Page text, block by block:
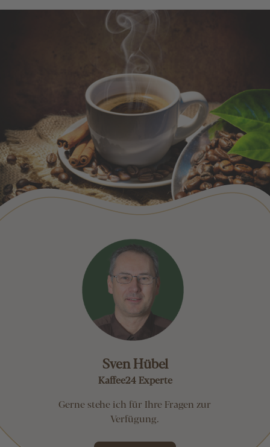
Sven Hübel
Kaffee24 Experte
Gerne stehe ich für Ihre Fragen zur
Verfügung.